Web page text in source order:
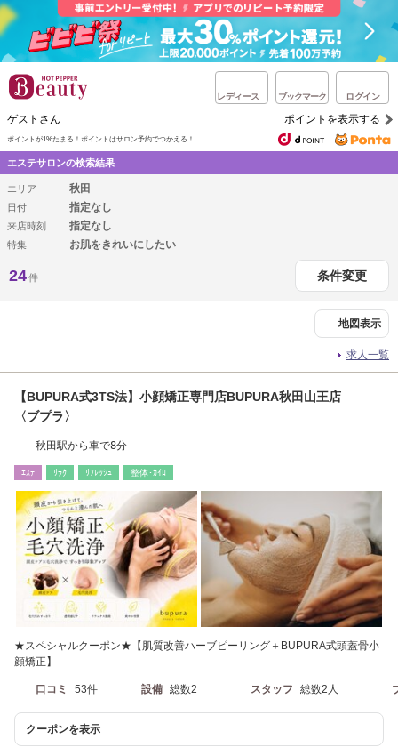
レディース ブックマーク ログイン
ゲストさん ポイントを表示する
ポイントが1%たまる！ ポイントはサロン予約でつかえる！
エステサロンの検索結果
エリア 秋田
日付 指定なし
来店時刻 指定なし
特集 お肌をきれいにしたい
24件 条件変更
地図表示
求人一覧
【BUPURA式3TS法】小顔矯正専門店BUPURA秋田山王店
〈ブプラ〉
秋田駅から車で8分
ｴｽﾃ ﾘﾗｸ ﾘﾌﾚｯｼｭ 整体･ｶｲﾛ
★スペシャルクーポン★【肌質改善ハーブピーリング＋BUPURA式頭蓋骨小
顔矯正】
口コミ 53件 設備 総数2 スタッフ 総数2人
クーポンを表示